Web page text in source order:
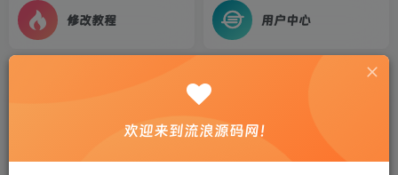
修改教程 用户中心
2025最新整理Linux手工服务端+管理后台+GM授
权后台+简易安卓客户端+教程
欢迎来到流浪源码网！